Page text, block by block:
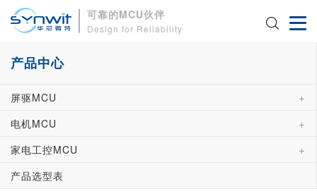
可靠的MCU伙伴
Design for Reliability
产品中心
屏驱MCU +
电机MCU +
家电工控MCU +
产品选型表